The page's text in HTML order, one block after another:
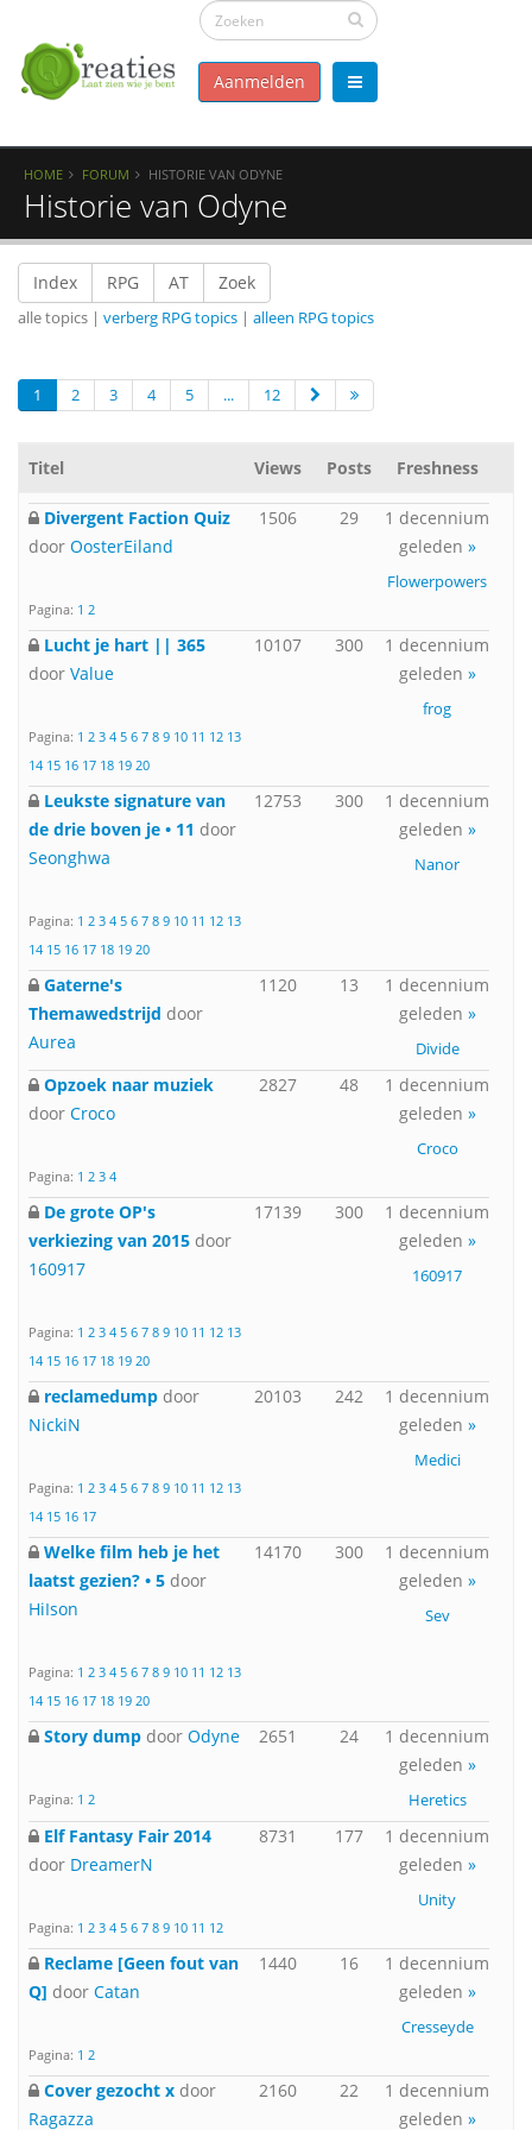
Aanmelden
HOME FORUM HISTORIE VAN ODYNE
Historie van Odyne
Index RPG AT Zoek
alle topics | verberg RPG topics | alleen RPG topics
1 2 3 4 5 ... 12
Titel Views Posts Freshness
Divergent Faction Quiz
door OosterEiland
Pagina: 1 2
1506 29
1 decennium
geleden »
Flowerpowers
Lucht je hart || 365
door Value
Pagina: 1 2 3 4 5 6 7 8 9 10 11 12 13
14 15 16 17 18 19 20
10107 300
1 decennium
geleden »
frog
Leukste signature van
de drie boven je • 11 door
Seonghwa
Pagina: 1 2 3 4 5 6 7 8 9 10 11 12 13
14 15 16 17 18 19 20
12753 300
1 decennium
geleden »
Nanor
Gaterne's
Themawedstrijd door
Aurea
1120 13
1 decennium
geleden »
Divide
Opzoek naar muziek
door Croco
Pagina: 1 2 3 4
2827 48
1 decennium
geleden »
Croco
De grote OP's
verkiezing van 2015 door
160917
Pagina: 1 2 3 4 5 6 7 8 9 10 11 12 13
14 15 16 17 18 19 20
17139 300
1 decennium
geleden »
160917
reclamedump door
NickiN
Pagina: 1 2 3 4 5 6 7 8 9 10 11 12 13
14 15 16 17
20103 242
1 decennium
geleden »
Medici
Welke film heb je het
laatst gezien? • 5 door
HiIson
Pagina: 1 2 3 4 5 6 7 8 9 10 11 12 13
14 15 16 17 18 19 20
14170 300
1 decennium
geleden »
Sev
Story dump door Odyne
Pagina: 1 2
2651 24
1 decennium
geleden »
Heretics
Elf Fantasy Fair 2014
door DreamerN
Pagina: 1 2 3 4 5 6 7 8 9 10 11 12
8731 177
1 decennium
geleden »
Unity
Reclame [Geen fout van
Q] door Catan
Pagina: 1 2
1440 16
1 decennium
geleden »
Cresseyde
Cover gezocht x door
Ragazza
2160 22
1 decennium
geleden »